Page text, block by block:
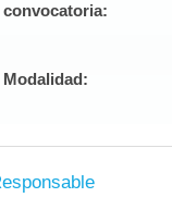
convocatoria:
Modalidad: